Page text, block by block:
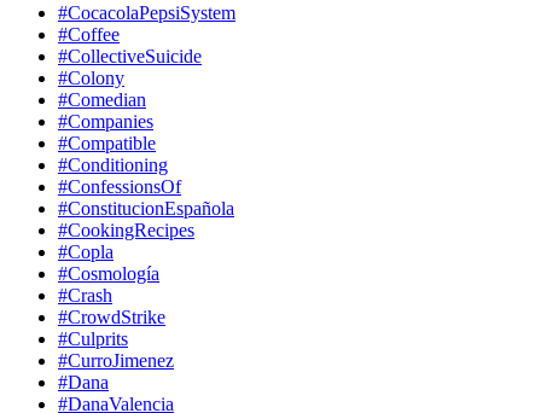
#CocacolaPepsiSystem
#Coffee
#CollectiveSuicide
#Colony
#Comedian
#Companies
#Compatible
#Conditioning
#ConfessionsOf
#ConstitucionEspañola
#CookingRecipes
#Copla
#Cosmología
#Crash
#CrowdStrike
#Culprits
#CurroJimenez
#Dana
#DanaValencia